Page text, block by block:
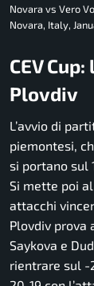
Novara vs Vero
Novara, Italy,
CEV
Plovdiv
L’avvio di
piemontesi,
si portano sul
Si mette poi
attacchi
Plovdiv prova
Saykova e
rientrare sul -